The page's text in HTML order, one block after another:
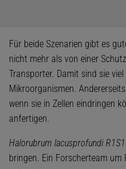
Für beide Szenarien gibt es
nicht mehr als von einer
Transporter. Damit sind sie
Mikroorganismen.
wenn sie in Zellen eindringen
anfertigen.
Halorubrum lacusprofundi R1S1
bringen. Ein Forscherteam